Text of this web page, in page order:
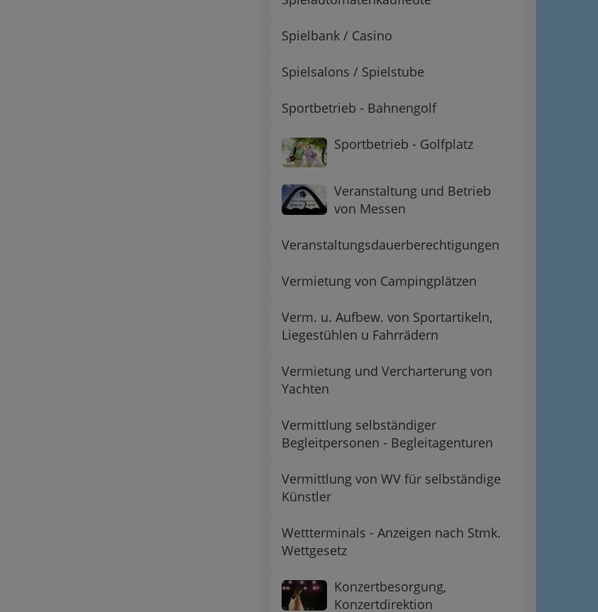
Spielbank / Casino
Spielsalons / Spielstube
Sportbetrieb - Bahnengolf
Sportbetrieb - Golfplatz
Veranstaltung und Betrieb
von Messen
Veranstaltungsdauerberechtigungen
Vermietung von Campingplätzen
Verm. u. Aufbew. von Sportartikeln,
Liegestühlen u Fahrrädern
Vermietung und Vercharterung von
Yachten
Vermittlung selbständiger
Begleitpersonen - Begleitagenturen
Vermittlung von WV für selbständige
Künstler
Wettterminals - Anzeigen nach Stmk.
Wettgesetz
Konzertbesorgung,
Konzertdirektion